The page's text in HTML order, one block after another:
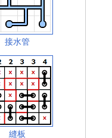
接水管
縫板